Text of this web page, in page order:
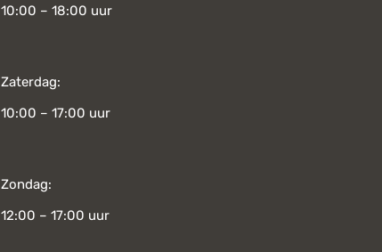
10:00 – 18:00 uur
Zaterdag:
10:00 – 17:00 uur
Zondag:
12:00 – 17:00 uur